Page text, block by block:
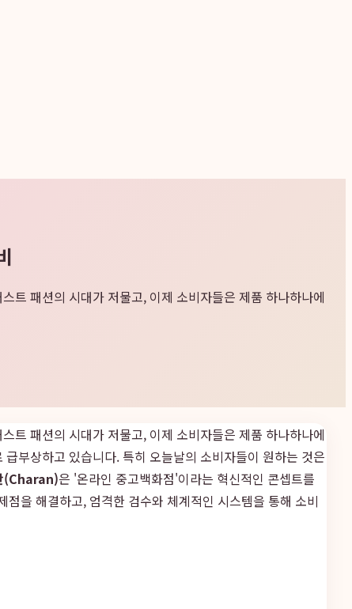
트 패션의 시대가 저물고, 이제 소비자들은 제품 하나하나에
트 패션의 시대가 저물고, 이제 소비자들은 제품 하나하나에
부상하고 있습니다. 특히 오늘날의 소비자들이 원하는 것은
(Charan)은 '온라인 중고백화점'이라는 혁신적인 콘셉트를
점을 해결하고, 엄격한 검수와 체계적인 시스템을 통해 소비